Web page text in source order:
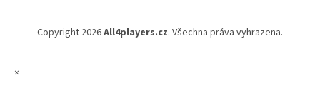
Copyright 2026All4players.cz. Všechna práva vyhrazena.
×